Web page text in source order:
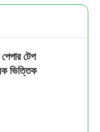
টেপ
ভিত্তিক